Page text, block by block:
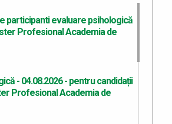
participanti evaluare psihologică
Profesional Academia de
- 04.08.2026 - pentru candidații
Profesional Academia de